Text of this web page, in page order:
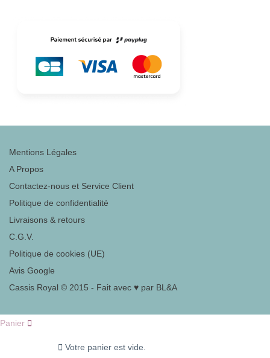
Mentions Légales
A Propos
Contactez-nous et Service Client
Politique de confidentialité
Livraisons & retours
C.G.V.
Politique de cookies (UE)
Avis Google
Cassis Royal © 2015 - Fait avec ♥ par BL&A
Panier
Votre panier est vide.